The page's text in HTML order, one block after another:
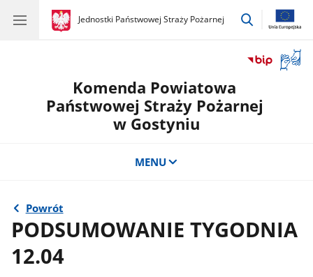
gov.pl
Jednostki Państwowej Straży Pożarnej
gov.pl
Jednostki
przejdź
okno
Komenda Powiatowa
Państwowej Straży Pożarnej
w Gostyniu
MENU
Powrót
PODSUMOWANIE TYGODNIA
12.04